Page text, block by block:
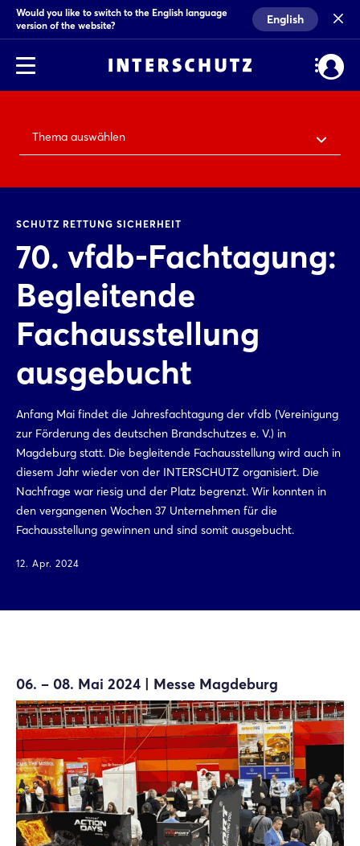
Would you like to switch to the English language
version of the website?
English
Thema auswählen
SCHUTZ RETTUNG SICHERHEIT
70. vfdb-Fachtagung:
Begleitende
Fachausstellung
ausgebucht
Anfang Mai findet die Jahresfachtagung der vfdb (Vereinigung
zur Förderung des deutschen Brandschutzes e. V.) in
Magdeburg statt. Die begleitende Fachausstellung wird auch in
diesem Jahr wieder von der INTERSCHUTZ organisiert. Die
Nachfrage war riesig und der Platz begrenzt. Wir konnten in
den vergangenen Wochen 37 Unternehmen für die
Fachausstellung gewinnen und sind somit ausgebucht.
12. Apr. 2024
06. – 08. Mai 2024 | Messe Magdeburg